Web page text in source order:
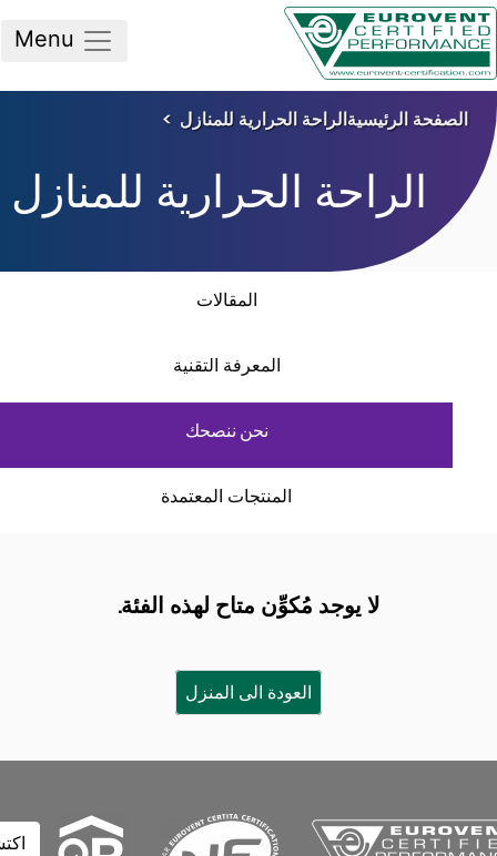
الرئيسيةالراحة الحرارية للمنازل
الراحة الحرارية للمنازل
المقالات
المعرفة التقنية
نحن ننصحك
المنتجات المعتمدة
لا يوجد مُكوِّن متاح لهذه الفئة.
العودة الى المنزل
اكتشف